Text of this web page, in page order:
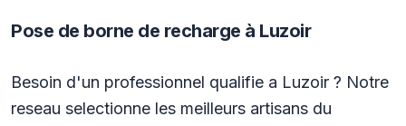
Pose de borne de recharge à Luzoir
Besoin d'un professionnel qualifie a Luzoir ? Notre
reseau selectionne les meilleurs artisans du